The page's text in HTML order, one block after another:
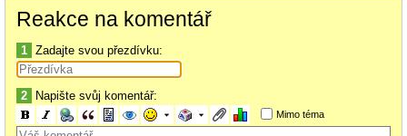
Reakce na komentář
1 Zadajte svou přezdívku:
2 Napište svůj komentář:
Mimo téma